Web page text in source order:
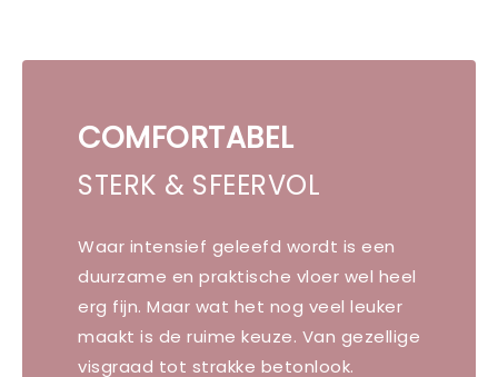
COMFORTABEL
STERK & SFEERVOL
Waar intensief geleefd wordt is een
duurzame en praktische vloer wel heel
erg fijn. Maar wat het nog veel leuker
maakt is de ruime keuze. Van gezellige
visgraad tot strakke betonlook.